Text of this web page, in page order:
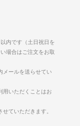
内です（土日祝日を
場合はご注文をお取
メールを送らせてい
用いただくことはお
ていただきます。